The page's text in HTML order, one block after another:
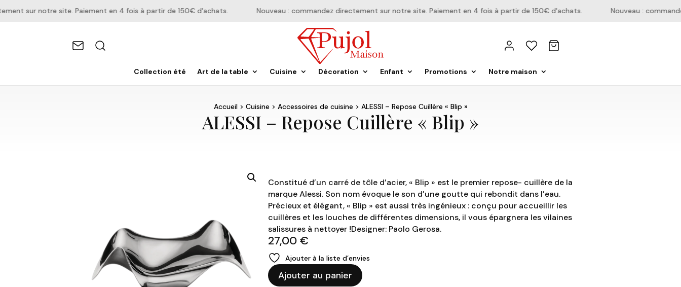
sur notre site. Paiement en 4 fois à partir de 150€ d'achats. Nouveau : commandez directement sur notre site. Paiement en 4 fois à partir de 150€ d'achats. Nouveau :
Collection été Art de la table Cuisine Décoration Enfant Promotions Notre maison
Accueil> Cuisine> Accessoires de cuisine> ALESSI – Repose Cuillère « Blip »
ALESSI – Repose Cuillère « Blip »
Constitué d’un carré de tôle d’acier, « Blip » est le premier repose- cuillère de la
marque Alessi. Son nom évoque le son d’une goutte qui rebondit dans l’eau.
Précieux et élégant, « Blip » est aussi très ingénieux : conçu pour accueillir les
cuillères et les louches de différentes dimensions, il vous épargnera les vilaines
salissures à nettoyer !Designer: Paolo Gerosa.
27,00 €
Ajouter à la liste d’envies
quantité
de
Ajouter au panier